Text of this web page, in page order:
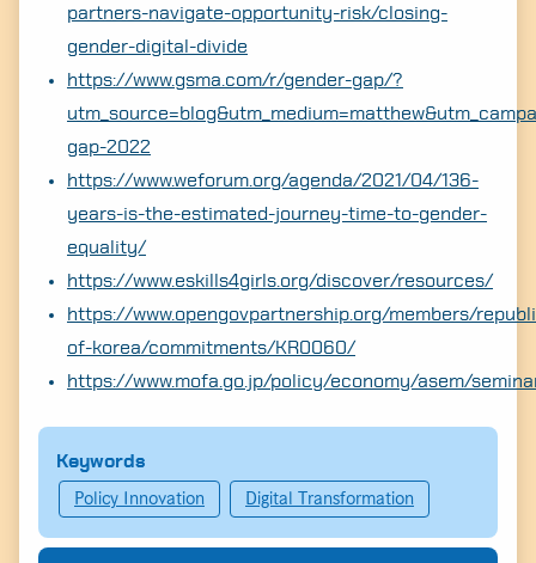
partners-navigate-opportunity-risk/closing-
gender-digital-divide
https://www.gsma.com/r/gender-gap/?
gap-2022
https://www.weforum.org/agenda/2021/04/136-
years-is-the-estimated-journey-time-to-gender-
equality/
https://www.eskills4girls.org/discover/resources/
https://www.opengovpartnership.org/members/
of-korea/commitments/KR0060/
https://www.mofa.go.jp/policy/economy/asem/
Keywords
Policy Innovation Digital Transformation